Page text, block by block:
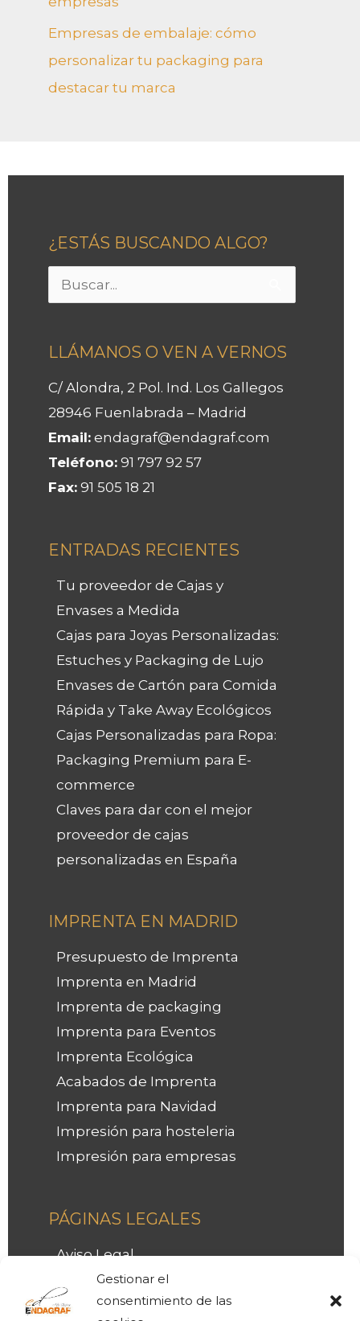
Gestionar el
consentimiento de las
Empresas de embalaje: cómo
personalizar tu packaging para
destacar tu marca
¿ESTÁS BUSCANDO ALGO?
Buscar
LLÁMANOS O VEN A VERNOS
C/ Alondra, 2 Pol. Ind. Los Gallegos
28946 Fuenlabrada – Madrid
Email: endagraf@endagraf.com
Teléfono: 91 797 92 57
Fax: 91 505 18 21
ENTRADAS RECIENTES
Tu proveedor de Cajas y
Envases a Medida
Cajas para Joyas Personalizadas:
Estuches y Packaging de Lujo
Envases de Cartón para Comida
Rápida y Take Away Ecológicos
Cajas Personalizadas para Ropa:
Packaging Premium para E-
commerce
Claves para dar con el mejor
proveedor de cajas
personalizadas en España
IMPRENTA EN MADRID
Presupuesto de Imprenta
Imprenta en Madrid
Imprenta de packaging
Imprenta para Eventos
Imprenta Ecológica
Acabados de Imprenta
Imprenta para Navidad
Impresión para hosteleria
Impresión para empresas
PÁGINAS LEGALES
Aviso Legal
Política de Privacidad
LOPD
Facebook